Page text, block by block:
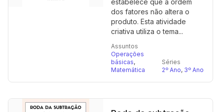
estabelece que a ordem
dos fatores não altera o
produto. Esta atividade
criativa utiliza o tema...
Assuntos
Operações
básicas,
Matemática
Séries
2º Ano, 3º Ano